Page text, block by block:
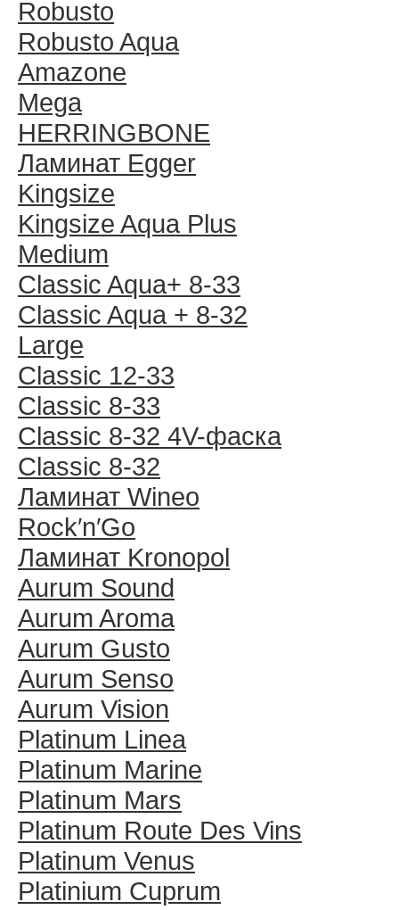
Robusto
Robusto Aqua
Amazone
Mega
HERRINGBONE
Ламинат Egger
Kingsize
Kingsize Aqua Plus
Medium
Classic Aqua+ 8-33
Classic Aqua + 8-32
Large
Classic 12-33
Classic 8-33
Classic 8-32 4V-фаска
Classic 8-32
Ламинат Wineo
Rock′n′Go
Ламинат Kronopol
Aurum Sound
Aurum Aroma
Aurum Gusto
Aurum Senso
Aurum Vision
Platinum Linea
Platinum Marine
Platinum Mars
Platinum Route Des Vins
Platinum Venus
Platinium Cuprum